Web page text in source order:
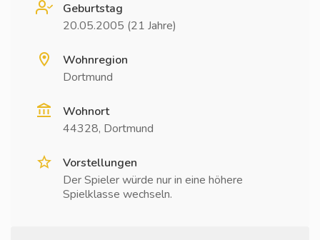
Geburtstag
20.05.2005 (21 Jahre)
Wohnregion
Dortmund
Wohnort
44328, Dortmund
Vorstellungen
Der Spieler würde nur in eine höhere
Spielklasse wechseln.